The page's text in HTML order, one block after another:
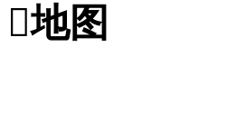
地图